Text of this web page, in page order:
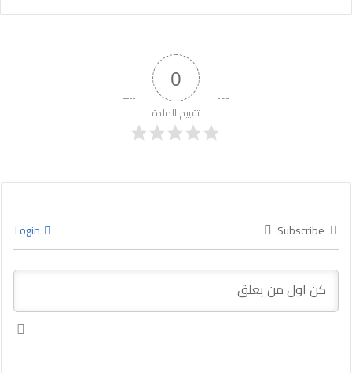
0
تقييم المادة
Subscribe